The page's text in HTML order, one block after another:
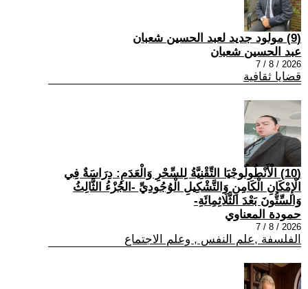
(9) مولود جديد لعبد الحسين شعبان
عبد الحسين شعبان
2026 / 8 / 7
قضايا ثقافية
(10) الْأَنْطُولُوجْيَا التِّقْنِيَّةُ لِلسِّحْرِ وَالْعَدَمِ: دِرَاسَةٌ فِي
الْإِمْكَانِ الْكَامِنِ وَالتَّشْكِيلِ الْوُجُودِيِّ -الجُزْءُ الثَّالِثُ
وَالسِّتُّونَ بَعْدَ الثَّلَاثِمِائَةِ-
حمودة المعناوي
2026 / 8 / 7
الفلسفة ,علم النفس , وعلم الاجتماع